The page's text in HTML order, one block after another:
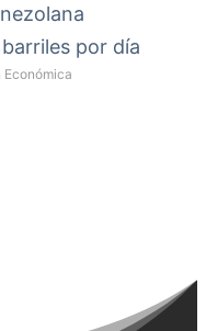
por día